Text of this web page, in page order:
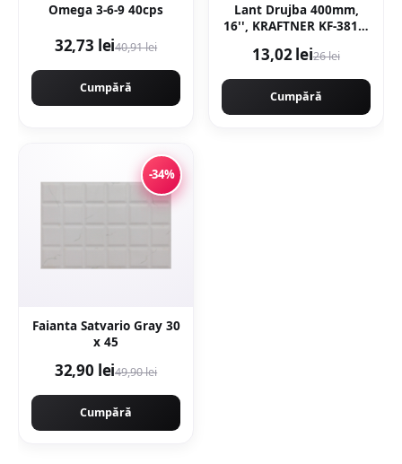
Omega 3-6-9 40cps
32,73 lei40,91 lei
Cumpără
Lant Drujba 400mm,
16'', KRAFTNER KF-3817,
0.325 motofierastrau
13,02 lei26 lei
Cumpără
-34%
Faianta Satvario Gray 30
x 45
32,90 lei49,90 lei
Cumpără